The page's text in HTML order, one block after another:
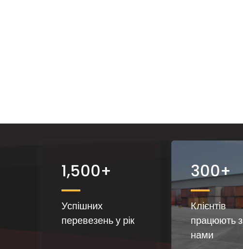
1,500+
Успішних
перевезень у рік
300+
Клієнтів
працюють з
нами